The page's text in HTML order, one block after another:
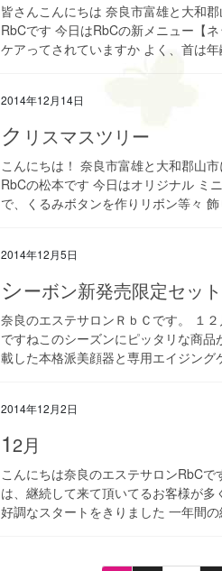
皆さんこんにちは 奈良市富雄と大和
RbCです 今日はRbCの新メニュー【
ケアってされていますか よく、首は
2014年12月14日
ク リスマスツリー
こんにちは！ 奈良市富雄と大和郡山
RbCの松本です 今日はオリジナル ミ
で、くるみボタンを作りリボン等々
2014年12月5日
シーボン新発売限定セット
奈良のエステサロンＲｂＣです。 １
ですねこのシーズンにピッタリな商
載した本格派美顔器と専用エイジン
2014年12月2日
12月
こんにちは奈良のエステサロンRbC
は、継続して来て頂いてるお客様が多
好調なスタートをきりました 一年間